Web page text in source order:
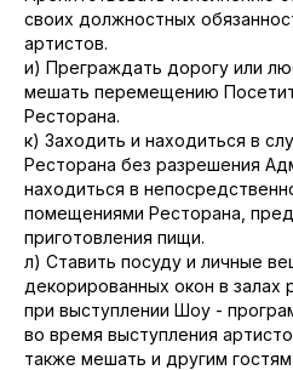
своих должностных
артистов.
и) Преграждать дорогу или
мешать перемещению
Ресторана.
к) Заходить и находиться в
Ресторана без разрешения
находиться в
помещениями Ресторана,
приготовления пищи.
л) Ставить посуду и личные
декорированных окон в залах
при выступлении Шоу -
во время выступления
также мешать и другим